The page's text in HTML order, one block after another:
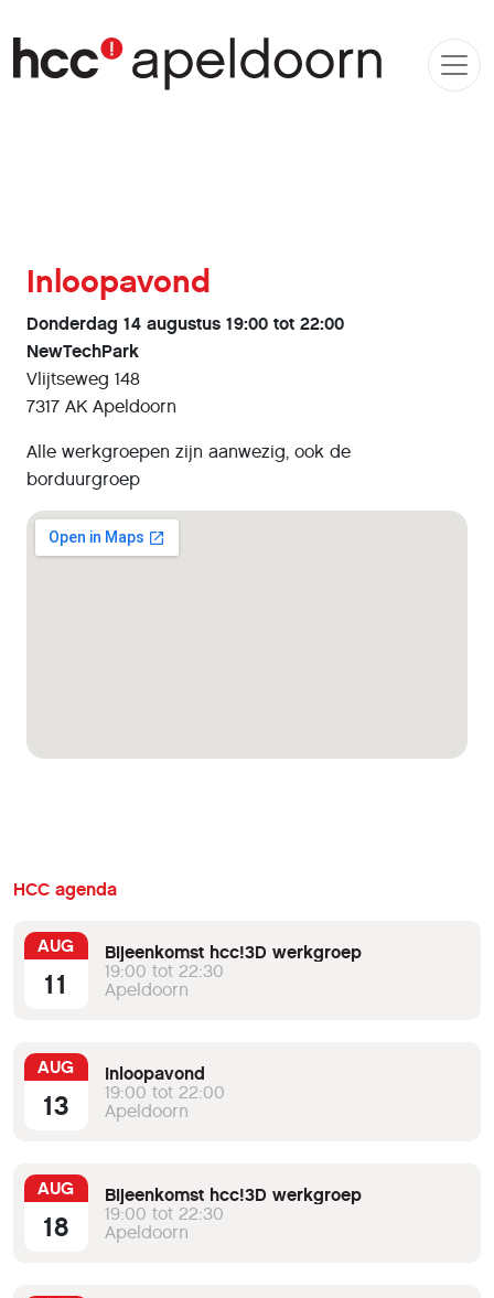
Inloopavond
Donderdag 14 augustus 19:00 tot 22:00
NewTechPark
Vlijtseweg 148
7317 AK Apeldoorn
Alle werkgroepen zijn aanwezig, ook de
borduurgroep
HCC agenda
AUG
11
Bijeenkomst hcc!3D werkgroep
19:00 tot 22:30
Apeldoorn
AUG
13
Inloopavond
19:00 tot 22:00
Apeldoorn
AUG
18
Bijeenkomst hcc!3D werkgroep
19:00 tot 22:30
Apeldoorn